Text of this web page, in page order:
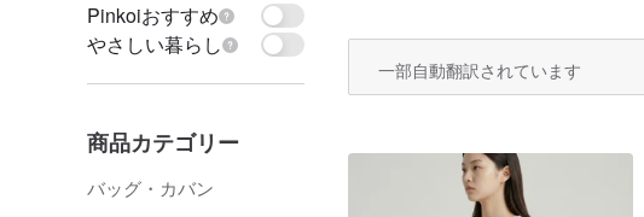
Pinkoiおすすめ
やさしい暮らし
商品カテゴリー
バッグ・カバン
一部自動翻訳されています